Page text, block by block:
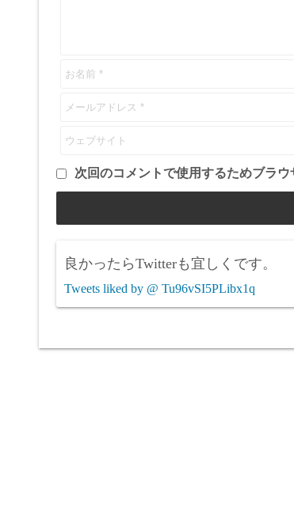
次回のコメントで使用するためブラ
良かったらTwitterも宜しくです。
Tweets liked by @ Tu96vSI5PLibx1q